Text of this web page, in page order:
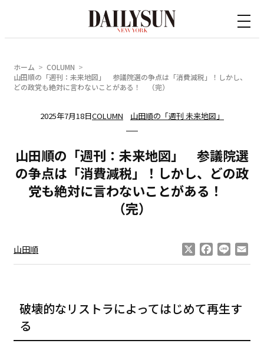
ホーム
COLUMN
山田順の「週刊：未来地図」 参議院選の争点は「消費減税」！しかし、
どの政党も絶対に言わないことがある！ （完）
2025年7月18日COLUMN 山田順の「週刊 未来地図」
山田順の「週刊：未来地図」 参議院選
の争点は「消費減税」！しかし、どの政
党も絶対に言わないことがある！
（完）
山田順 Facebook
Line
破壊的なリストラによってはじめて再生す
る